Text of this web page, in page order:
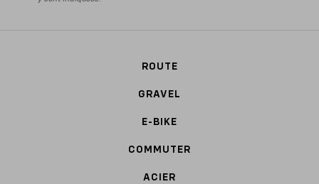
ROUTE
GRAVEL
E-BIKE
COMMUTER
ACIER